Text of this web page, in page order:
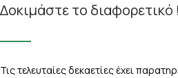
Δοκιμάστε το διαφορετικό !
Τις τελευταίες δεκαετίες έχει